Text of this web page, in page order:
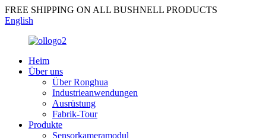
FREE SHIPPING ON ALL BUSHNELL PRODUCTS
English
Heim
Über uns
Über Ronghua
Industrieanwendungen
Ausrüstung
Fabrik-Tour
Produkte
Sensorkameramodul